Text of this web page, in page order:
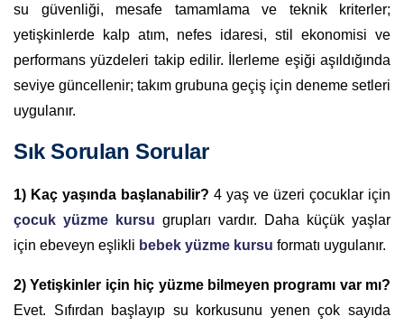
su güvenliği, mesafe tamamlama ve teknik kriterler;
yetişkinlerde kalp atım, nefes idaresi, stil ekonomisi ve
performans yüzdeleri takip edilir. İlerleme eşiği aşıldığında
seviye güncellenir; takım grubuna geçiş için deneme setleri
uygulanır.
Sık Sorulan Sorular
1) Kaç yaşında başlanabilir? 4 yaş ve üzeri çocuklar için
çocuk yüzme kursu grupları vardır. Daha küçük yaşlar
için ebeveyn eşlikli bebek yüzme kursu formatı uygulanır.
2) Yetişkinler için hiç yüzme bilmeyen programı var mı?
Evet. Sıfırdan başlayıp su korkusunu yenen çok sayıda